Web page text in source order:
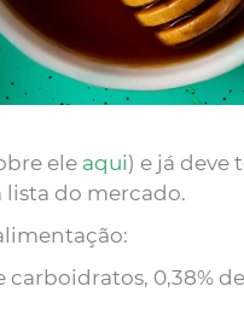
ele aqui) e já deve
lista do mercado.
0,38%